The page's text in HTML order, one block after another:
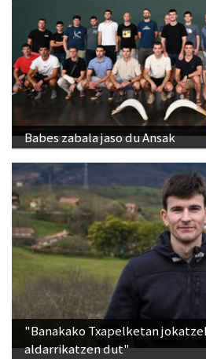
Babes zabala jaso du Ansak
"Banakako Txapelketan
aldarrikatzen dut"